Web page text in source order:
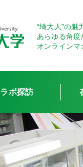
“埼大人”の魅
あらゆる角度
オンラインマ
ラボ探訪